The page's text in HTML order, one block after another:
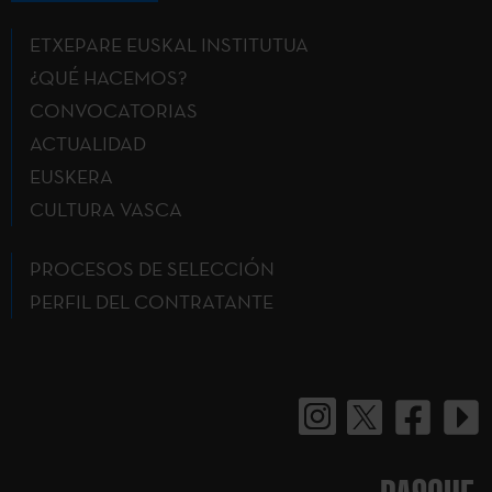
ETXEPARE EUSKAL INSTITUTUA
¿QUÉ HACEMOS?
CONVOCATORIAS
ACTUALIDAD
EUSKERA
CULTURA VASCA
PROCESOS DE SELECCIÓN
PERFIL DEL CONTRATANTE